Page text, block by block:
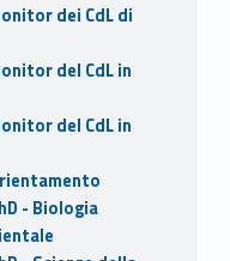
dei CdL di
del CdL in
del CdL in
- Biologia